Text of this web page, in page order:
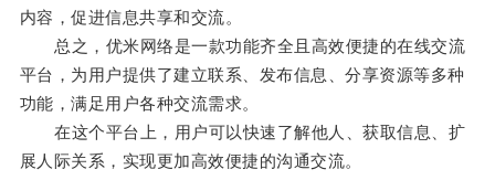
内容，促进信息共享和交流。
总之，优米网络是一款功能齐全且高效便捷的在线交流
平台，为用户提供了建立联系、发布信息、分享资源等多种
功能，满足用户各种交流需求。
在这个平台上，用户可以快速了解他人、获取信息、扩
展人际关系，实现更加高效便捷的沟通交流。